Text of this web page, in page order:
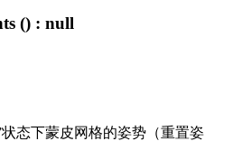
() : null
态下蒙皮网格的姿势（重置姿